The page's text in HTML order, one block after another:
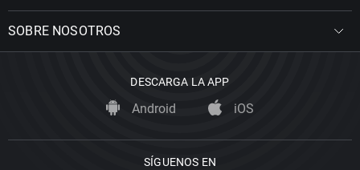
SOBRE NOSOTROS
DESCARGA LA APP
Android iOS
SÍGUENOS EN